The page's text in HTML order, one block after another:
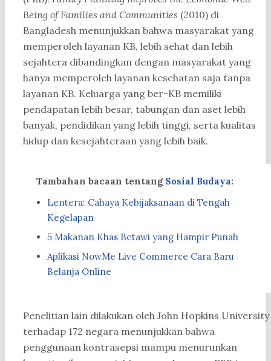
Being of Families and Communities (2010) di
Bangladesh menunjukkan bahwa masyarakat yang
memperoleh layanan KB, lebih sehat dan lebih
sejahtera dibandingkan dengan masyarakat yang
hanya memperoleh layanan kesehatan saja tanpa
layanan KB. Keluarga yang ber-KB memiliki
pendapatan lebih besar, tabungan dan aset lebih
banyak, pendidikan yang lebih tinggi, serta kualitas
hidup dan kesejahteraan yang lebih baik.
Tambahan bacaan tentang Sosial Budaya:
Lentera: Cahaya Kebijaksanaan di Tengah
Kegelapan
5 Makanan Khas Betawi yang Hampir Punah
Aplikasi NowMe Live Commerce Cara Baru
Belanja Online
Penelitian lain dilakukan oleh John Hopkins University
terhadap 172 negara menunjukkan bahwa
penggunaan kontrasepsi mampu menurunkan